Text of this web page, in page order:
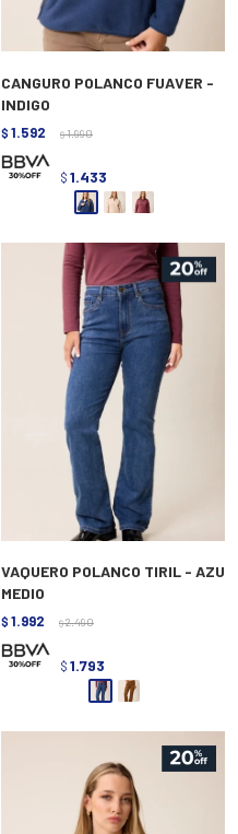
CANGURO POLANCO FUAVER -
INDIGO
$ 1.592 $ 1.990
$ 1.433
VAQUERO POLANCO TIRIL - AZU
MEDIO
$ 1.992 $ 2.490
$ 1.793